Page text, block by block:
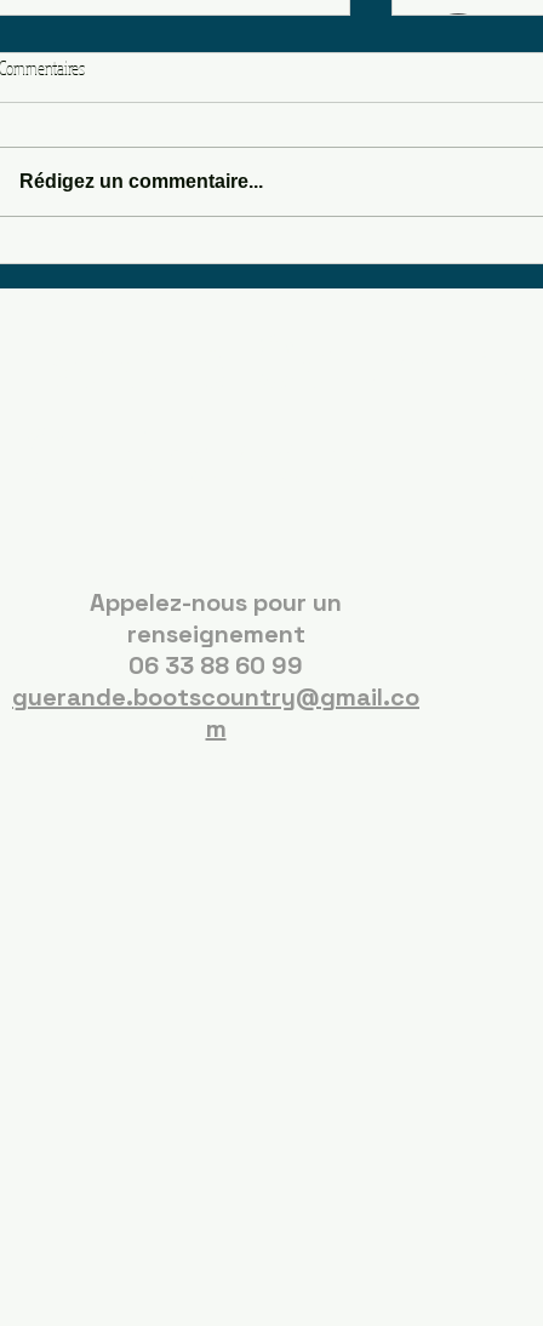
SOMEWHERE IN SEDONA
Commentaires
Rédigez un commentaire...
Appelez-nous pour un
renseignement
06 33 88 60 99
guerande.bootscountry@gmail.co
m